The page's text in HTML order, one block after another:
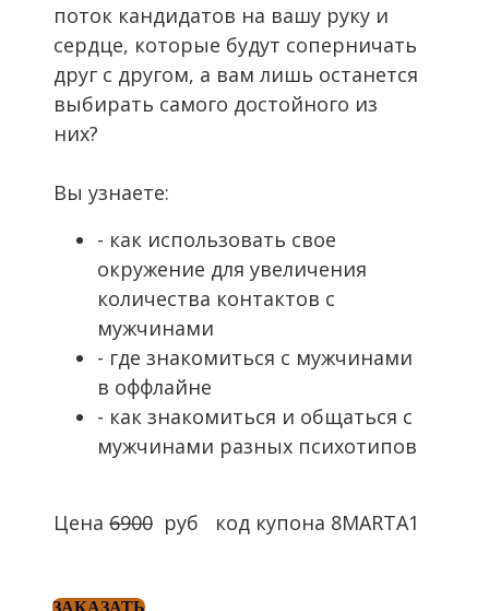
поток кандидатов на вашу руку и
сердце, которые будут соперничать
друг с другом, а вам лишь останется
выбирать самого достойного из
них?
Вы узнаете:
- как использовать свое
окружение для увеличения
количества контактов с
мужчинами
- где знакомиться с мужчинами
в оффлайне
- как знакомиться и общаться с
мужчинами разных психотипов
Цена 6900 руб код купона 8MARTA1
ЗАКАЗАТЬ